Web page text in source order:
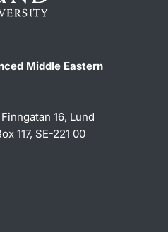
Middle Eastern
Finngatan 16, Lund
117, SE-221 00